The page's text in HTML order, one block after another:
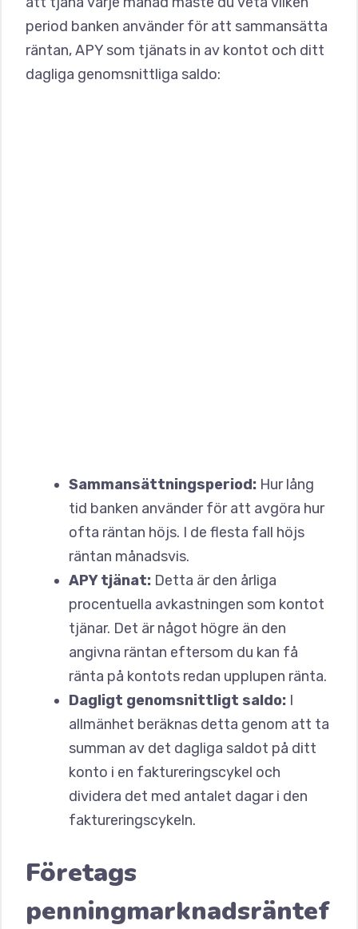
period banken använder för att sammansätta
räntan, APY som tjänats in av kontot och ditt
dagliga genomsnittliga saldo:
Sammansättningsperiod: Hur lång
tid banken använder för att avgöra hur
ofta räntan höjs. I de flesta fall höjs
räntan månadsvis.
APY tjänat: Detta är den årliga
procentuella avkastningen som kontot
tjänar. Det är något högre än den
angivna räntan eftersom du kan få
ränta på kontots redan upplupen ränta.
Dagligt genomsnittligt saldo: I
allmänhet beräknas detta genom att ta
summan av det dagliga saldot på ditt
konto i en faktureringscykel och
dividera det med antalet dagar i den
faktureringscykeln.
Företags
penningmarknadsräntef